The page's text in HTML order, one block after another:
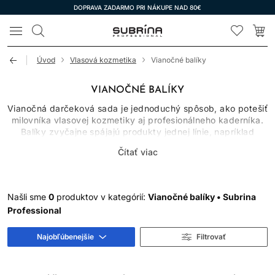
DOPRAVA ZADARMO PRI NÁKUPE NAD 80€
LOMAX
Úvod Vlasová kozmetika Vianočné balíky
VIANOČNÉ BALÍKY
Vianočná darčeková sada je jednoduchý spôsob, ako potešiť
milovníka vlasovej kozmetiky aj profesionálneho kaderníka.
Balíky zvyčajne spájajú produkty jednej línie, napríklad
starostlivosť. Výhodou je zladené použitie, darčekové
AKO VYBRAŤ SPRÁVNU
DARČEKOVÚ SADU
Riaďte sa typom vlasov a cieľom obdarovaného. Farbené
suché dĺžky kondicionačnú starostlivosť, jemné vlasy ľahké
Čítať viac
Našli sme 0 produktov v kategórií: Vianočné balíky • Subrina
Professional
Najobľúbenejšie Filtrovať